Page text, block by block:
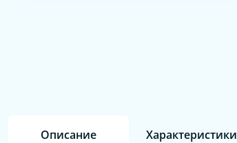
Описание Характеристики